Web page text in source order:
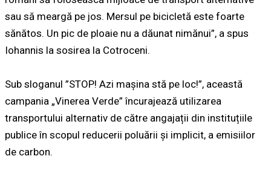
sau să meargă pe jos. Mersul pe bicicletă este foarte
sănătos. Un pic de ploaie nu a dăunat nimănui”, a spus
Iohannis la sosirea la Cotroceni.
Sub sloganul ”STOP! Azi mașina stă pe loc!”, această
campania „Vinerea Verde” încurajează utilizarea
transportului alternativ de către angajații din instituțiile
publice în scopul reducerii poluării și implicit, a emisiilor
de carbon.